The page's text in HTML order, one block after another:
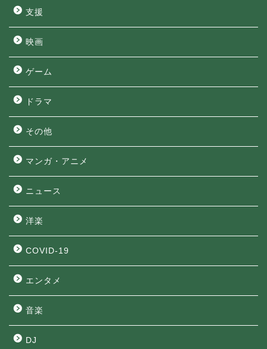
支援
映画
ゲーム
ドラマ
その他
マンガ・アニメ
ニュース
洋楽
COVID-19
エンタメ
音楽
DJ